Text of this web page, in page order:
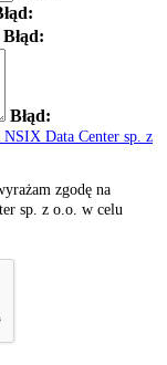
Błąd:
Błąd:
Data Center sp. z
zgodę na
sp. z o.o. w celu